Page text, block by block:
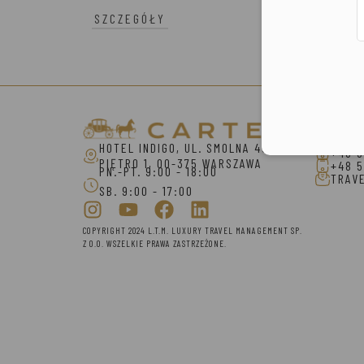
SZCZEGÓŁY
HOTEL INDIGO, UL. SMOLNA 40,
PIĘTRO 1, 00-375 WARSZAWA
PN.-PT. 9:00 - 18:00
SB. 9:00 - 17:00
COPYRIGHT 2024 L.T.M. LUXURY TRAVEL MANAGEMENT SP.
Z O.O. WSZELKIE PRAWA ZASTRZEŻONE.
+48
+48